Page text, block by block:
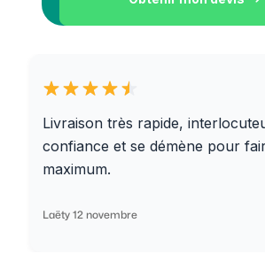
Livraison très rapide,
confiance et se démène pour
maximum.
Laëty 12 novembre